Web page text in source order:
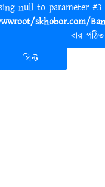
null to parameter
skhobor.com/
বার পঠিত
প্রিন্ট